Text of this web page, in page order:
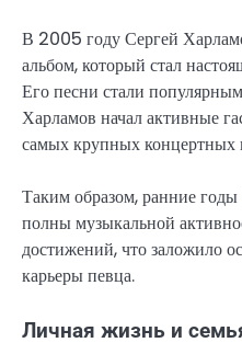
В 2005 году Сергей
альбом, который стал
Его песни стали
Харламов начал активные
самых крупных концертных
Таким образом, ранние
полны музыкальной
достижений, что заложило
карьеры певца.
Личная жизнь и